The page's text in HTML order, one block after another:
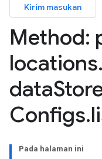
Kirim masukan
Method:
locations.
data
Configs.
Pada halaman ini